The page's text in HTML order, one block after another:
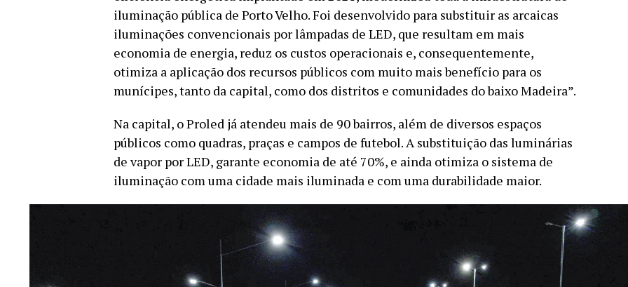
iluminação pública de Porto Velho. Foi desenvolvido para substituir as arcaicas
iluminações convencionais por lâmpadas de LED, que resultam em mais
economia de energia, reduz os custos operacionais e, consequentemente,
otimiza a aplicação dos recursos públicos com muito mais benefício para os
munícipes, tanto da capital, como dos distritos e comunidades do baixo Madeira”.
Na capital, o Proled já atendeu mais de 90 bairros, além de diversos espaços
públicos como quadras, praças e campos de futebol. A substituição das luminárias
de vapor por LED, garante economia de até 70%, e ainda otimiza o sistema de
iluminação com uma cidade mais iluminada e com uma durabilidade maior.